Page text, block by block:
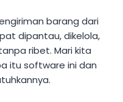
barang dari
dipantau, dikelola,
ribet. Mari kita
itu software ini dan